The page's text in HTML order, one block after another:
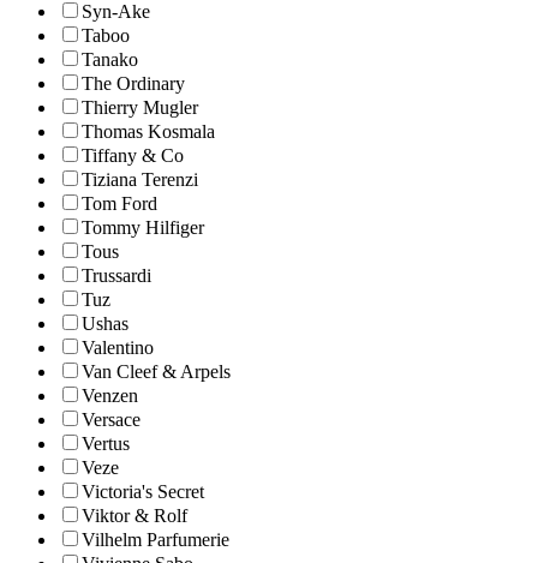
Syn-Ake
Taboo
Tanako
The Ordinary
Thierry Mugler
Thomas Kosmala
Tiffany & Co
Tiziana Terenzi
Tom Ford
Tommy Hilfiger
Tous
Trussardi
Tuz
Ushas
Valentino
Van Cleef & Arpels
Venzen
Versace
Vertus
Veze
Victoria's Secret
Viktor & Rolf
Vilhelm Parfumerie